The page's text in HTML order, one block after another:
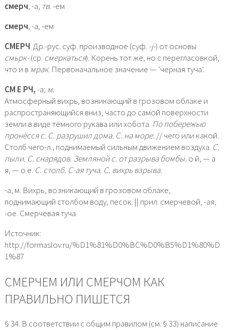
смерч, -а, тв.-ем
смерч, -а, -ем
СМЕРЧ. Др.-рус. суф. производное (суф. -j-) от основы
смьрк-(ср. смеркаться). Корень тот же, но с перегласовкой,
что и в мрак. Первоначальное значение — ‘черная туча’.
СМ Е РЧ,-а; м.
Атмосферный вихрь, возникающий в грозовом облаке и
распространяющийся вниз, часто до самой поверхности
земли в виде тёмного рукава или хобота. По побережью
пронёсся с. С. разрушил дома. С. на море. // чего или какой.
Столб чего-л., поднимаемый сильным движением воздуха. С.
пыли. С. снарядов. Земляной с. от разрыва бомбы. о й, — а
я, — о е. С. столб. С-ая туча. С. вихрь взрыва.
-а, м. Вихрь, возникающий в грозовом облаке,
поднимающий столбом воду, песок. || прил. смерчевой, -ая,
-ое. Смерчевая туча.
Источник:
http://formaslov.ru/%D1%81%D0%BC%D0%B5%D1%80%D
1%87
СМЕРЧЕМ ИЛИ СМЕРЧОМ КАК
ПРАВИЛЬНО ПИШЕТСЯ
§ 34. В соответствии с общим правилом (см. § 33) написание